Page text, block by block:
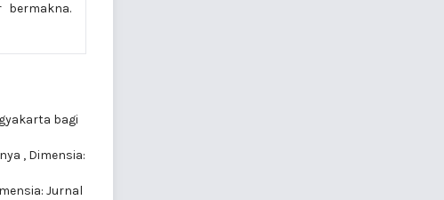
bermakna.
bagi
, Dimensia:
Jurnal